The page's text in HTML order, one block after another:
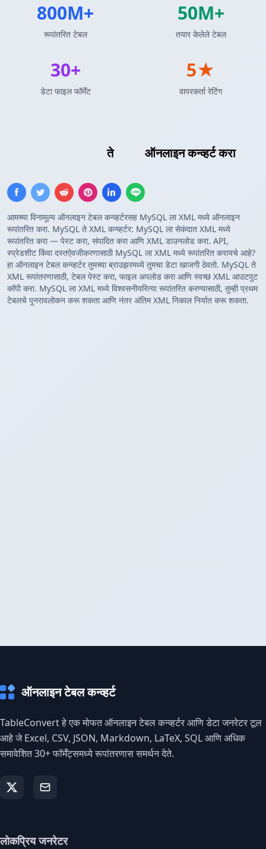
ते ऑनलाइन कन्व्हर्ट करा
आमच्या विनामूल्य ऑनलाइन टेबल कन्व्हर्टरसह MySQL ला XML मध्ये ऑनलाइन
रूपांतरित करा. MySQL ते XML कन्व्हर्टर: MySQL ला सेकंदात XML मध्ये
रूपांतरित करा — पेस्ट करा, संपादित करा आणि XML डाउनलोड करा. API,
स्प्रेडशीट किंवा दस्तऐवजीकरणासाठी MySQL ला XML मध्ये रूपांतरित करायचे आहे?
हा ऑनलाइन टेबल कन्व्हर्टर तुमच्या ब्राउझरमध्ये तुमचा डेटा खाजगी ठेवतो. MySQL ते
XML रूपांतरणासाठी, टेबल पेस्ट करा, फाइल अपलोड करा आणि स्वच्छ XML आउटपुट
कॉपी करा. MySQL ला XML मध्ये विश्वसनीयरित्या रूपांतरित करण्यासाठी, तुम्ही प्रथम
टेबलचे पुनरावलोकन करू शकता आणि नंतर अंतिम XML निकाल निर्यात करू शकता.
800M+
रूपांतरित टेबल
50M+
तयार केलेले टेबल
30+
डेटा फाइल फॉर्मॅट
5★
वापरकर्ता रेटिंग
ऑनलाइन टेबल कन्व्हर्ट
TableConvert हे एक मोफत ऑनलाइन टेबल कन्व्हर्टर आणि डेटा जनरेटर टूल
आहे जे Excel, CSV, JSON, Markdown, LaTeX, SQL आणि अधिक
समावेशित 30+ फॉर्मॅट्समध्ये रूपांतरणास समर्थन देते.
लोकप्रिय जनरेटर